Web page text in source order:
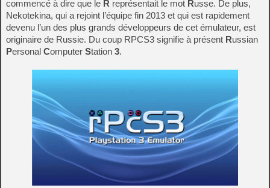
commencé à dire que le R représentait le mot Russe. De plus,
Nekotekina, qui a rejoint l’équipe fin 2013 et qui est rapidement
devenu l’un des plus grands développeurs de cet émulateur, est
originaire de Russie. Du coup RPCS3 signifie à présent Russian
Personal Computer Station 3.